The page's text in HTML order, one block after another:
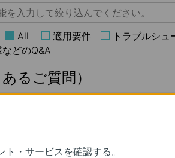
All 適用要件
トラブルシュ
どのQ&A
るご質問）
Series Switches
・サービスを確認する。